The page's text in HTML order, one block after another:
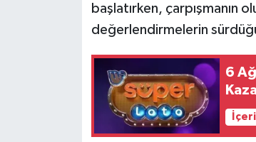
başlatırken, çarpışmanın
değerlendirmelerin
6